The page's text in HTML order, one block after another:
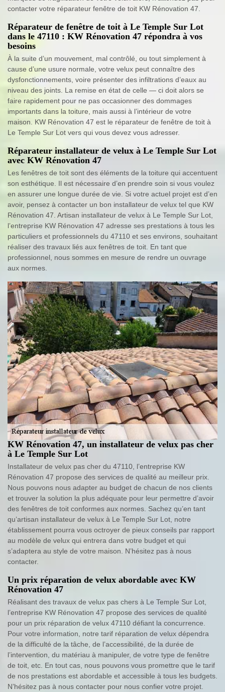
contacter votre réparateur fenêtre de toit KW Rénovation 47.
Réparateur de fenêtre de toit à Le Temple Sur Lot
dans le 47110 : KW Rénovation 47 répondra à vos
besoins
À la suite d’un mouvement, mal contrôlé, ou tout simplement à
cause d’une usure normale, votre velux peut connaître des
dysfonctionnements, voire présenter des infiltrations d’eaux au
niveau des joints. La remise en état de celle — ci doit alors se
faire rapidement pour ne pas occasionner des dommages
importants dans la toiture, mais aussi à l’intérieur de votre
maison. KW Rénovation 47 est le réparateur de fenêtre de toit à
Le Temple Sur Lot vers qui vous devez vous adresser.
Réparateur installateur de velux à Le Temple Sur Lot
avec KW Rénovation 47
Les fenêtres de toit sont des éléments de la toiture qui accentuent
son esthétique. Il est nécessaire d’en prendre soin si vous voulez
en assurer une longue durée de vie. Si votre actuel projet est d’en
avoir, pensez à contacter un bon installateur de velux tel que KW
Rénovation 47. Artisan installateur de velux à Le Temple Sur Lot,
l’entreprise KW Rénovation 47 adresse ses prestations à tous les
particuliers et professionnels du 47110 et ses environs, souhaitant
réaliser des travaux liés aux fenêtres de toit. En tant que
professionnel, nous sommes en mesure de rendre un ouvrage
aux normes.
KW Rénovation 47, un installateur de velux pas cher
à Le Temple Sur Lot
Installateur de velux pas cher du 47110, l’entreprise KW
Rénovation 47 propose des services de qualité au meilleur prix.
Nous pouvons nous adapter au budget de chacun de nos clients
et trouver la solution la plus adéquate pour leur permettre d’avoir
des fenêtres de toit conformes aux normes. Sachez qu’en tant
qu’artisan installateur de velux à Le Temple Sur Lot, notre
établissement pourra vous octroyer de pieux conseils par rapport
au modèle de velux qui entrera dans votre budget et qui
s’adaptera au style de votre maison. N’hésitez pas à nous
contacter.
Un prix réparation de velux abordable avec KW
Rénovation 47
Réalisant des travaux de velux pas chers à Le Temple Sur Lot,
l’entreprise KW Rénovation 47 propose des services de qualité
pour un prix réparation de velux 47110 défiant la concurrence.
Pour votre information, notre tarif réparation de velux dépendra
de la difficulté de la tâche, de l’accessibilité, de la durée de
l’intervention, du matériau à manipuler, de votre type de fenêtre
de toit, etc. En tout cas, nous pouvons vous promettre que le tarif
de nos prestations est abordable et accessible à tous les budgets.
N’hésitez pas à nous contacter pour nous confier votre projet.